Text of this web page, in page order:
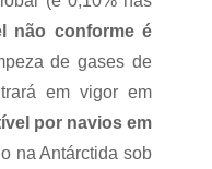
não conforme é
de gases de
em vigor em
por navios em
na Antárctida sob